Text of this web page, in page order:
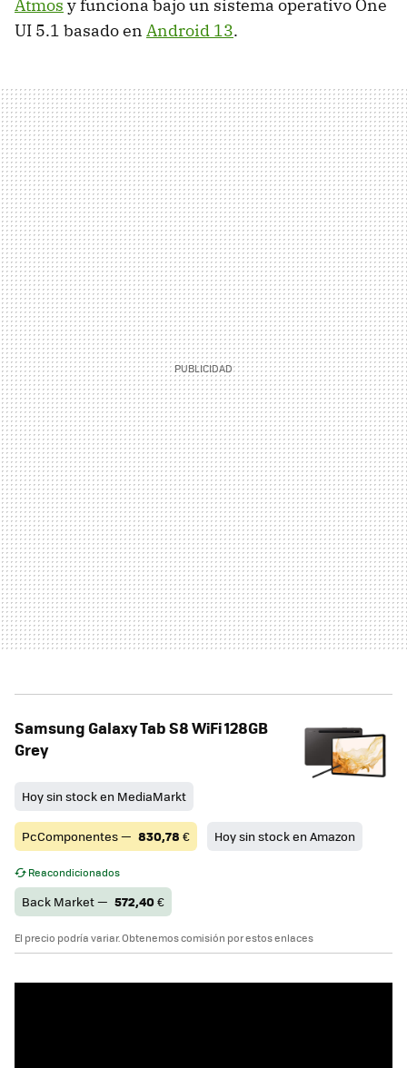
Atmos y funciona bajo un sistema operativo One
UI 5.1 basado en Android 13.
Samsung Galaxy Tab S8 WiFi 128GB
Grey
Hoy sin stock en MediaMarkt
PcComponentes — 830,78 € Hoy sin stock en Amazon
Reacondicionados
Back Market — 572,40€
El precio podría variar. Obtenemos comisión por estos enlaces